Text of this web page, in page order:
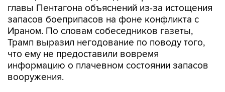
главы Пентагона объяснений из-за истощения
запасов боеприпасов на фоне конфликта с
Ираном. По словам собеседников газеты,
Трамп выразил негодование по поводу того,
что ему не предоставили вовремя
информацию о плачевном состоянии запасов
вооружения.